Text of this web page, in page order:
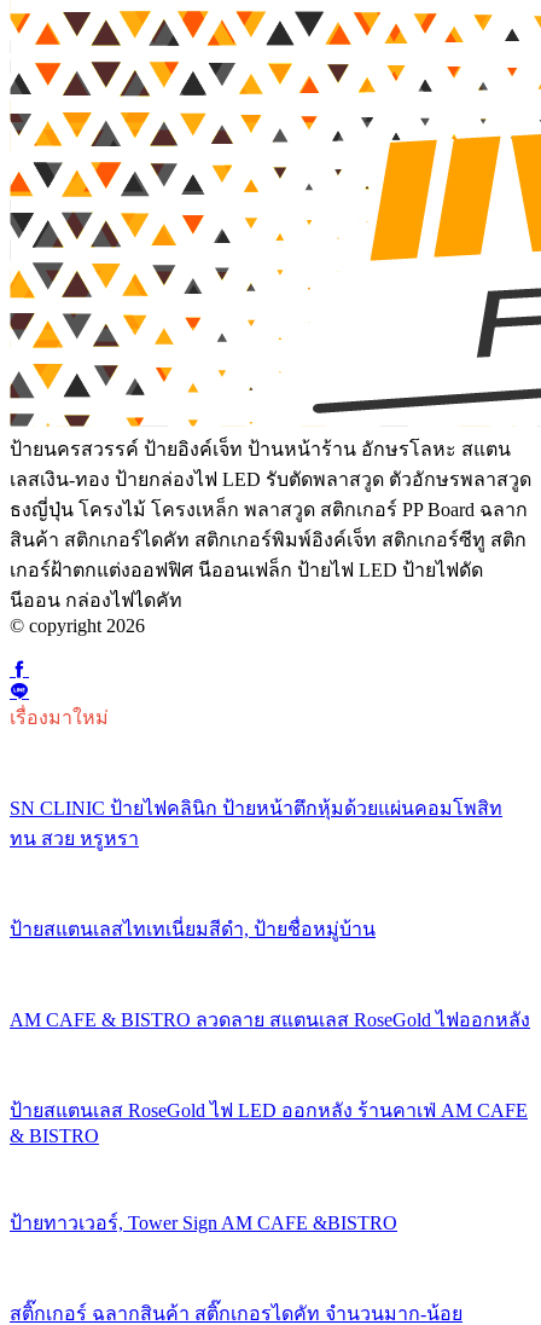
ป้ายนครสวรรค์ ป้ายอิงค์เจ็ท ป้านหน้าร้าน อักษรโลหะ สแตน
เลสเงิน-ทอง ป้ายกล่องไฟ LED รับตัดพลาสวูด ตัวอักษรพลาสวูด
ธงญี่ปุ่น โครงไม้ โครงเหล็ก พลาสวูด สติกเกอร์ PP Board ฉลาก
สินค้า สติกเกอร์ไดคัท สติกเกอร์พิมพ์อิงค์เจ็ท สติกเกอร์ซีทู สติก
เกอร์ฝ้าตกแต่งออฟฟิศ นีออนเฟล็ก ป้ายไฟ LED ป้ายไฟดัด
นีออน กล่องไฟไดคัท
© copyright 2026
เรื่องมาใหม่
SN CLINIC ป้ายไฟคลินิก ป้ายหน้าตึกหุ้มด้วยแผ่นคอมโพสิท
ทน สวย หรูหรา
ป้ายสแตนเลสไทเทเนี่ยมสีดำ, ป้ายชื่อหมู่บ้าน
AM CAFE & BISTRO ลวดลาย สแตนเลส RoseGold ไฟออกหลัง
ป้ายสแตนเลส RoseGold ไฟ LED ออกหลัง ร้านคาเฟ่ AM CAFE
& BISTRO
ป้ายทาวเวอร์, Tower Sign AM CAFE &BISTRO
สติ๊กเกอร์ ฉลากสินค้า สติ๊กเกอรไดคัท จำนวนมาก-น้อย